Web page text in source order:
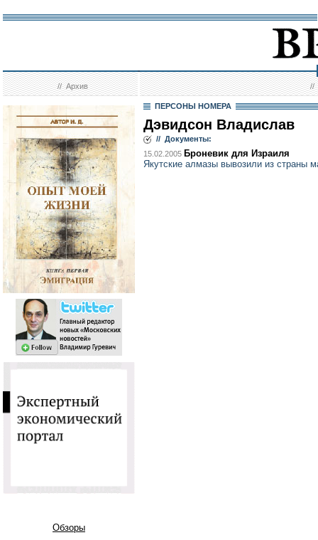
//Архив //
Обзоры
ПЕРСОНЫ НОМЕРА
Дэвидсон Владислав
// Документы:
15.02.2005 Броневик для Израиля
Якутские алмазы вывозили из страны